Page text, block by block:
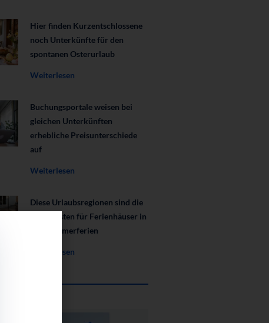
Hier finden Kurzentschlossene
noch Unterkünfte für den
spontanen Osterurlaub
Weiterlesen
Buchungsportale weisen bei
gleichen Unterkünften
erhebliche Preisunterschiede
auf
Weiterlesen
Diese Urlaubsregionen sind die
beliebtesten für Ferienhäuser in
den Sommerferien
Weiterlesen